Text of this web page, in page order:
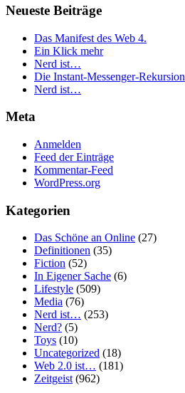
Neueste Beiträge
Das Manifest des Web 4.
Ein Klick mehr
Nerd ist…
Die Instant-Messenger-Rekursion
Nerd ist…
Meta
Anmelden
Feed der Einträge
Kommentar-Feed
WordPress.org
Kategorien
Das Schöne an Online (27)
Definitionen (35)
Fiction (52)
In Eigener Sache (6)
Lifestyle (509)
Media (76)
Nerd ist… (253)
Nerd? (5)
Toys (10)
Uncategorized (18)
Web 2.0 ist… (181)
Zeitgeist(962)